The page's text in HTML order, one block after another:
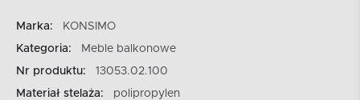
Marka:
KONSIMO
Kategoria:
Meble balkonowe
Nr produktu:
13053.02.100
Materiał stelaża:
polipropylen